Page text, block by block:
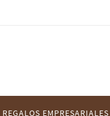
REGALOS EMPRESARIALES